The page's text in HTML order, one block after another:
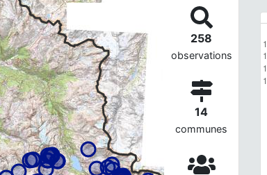
258
observations
14
communes